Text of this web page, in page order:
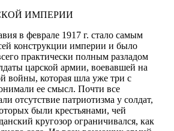
ИМПЕРИИ
в феврале 1917 г. стало самым
конструкции империи и было
практически полным разладом
царской армии, воевавшей на
войны, которая шла уже три с
ее смысл. Почти все
отсутствие патриотизма у солдат,
были крестьянами, чей
кругозор ограничивался, как